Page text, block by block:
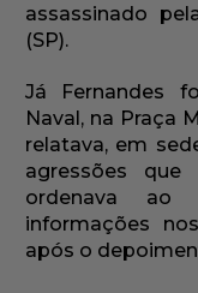
assassinado
(SP).
Já Fernandes
Naval, na Praça
relatava, em
agressões
ordenava ao
informações
após o